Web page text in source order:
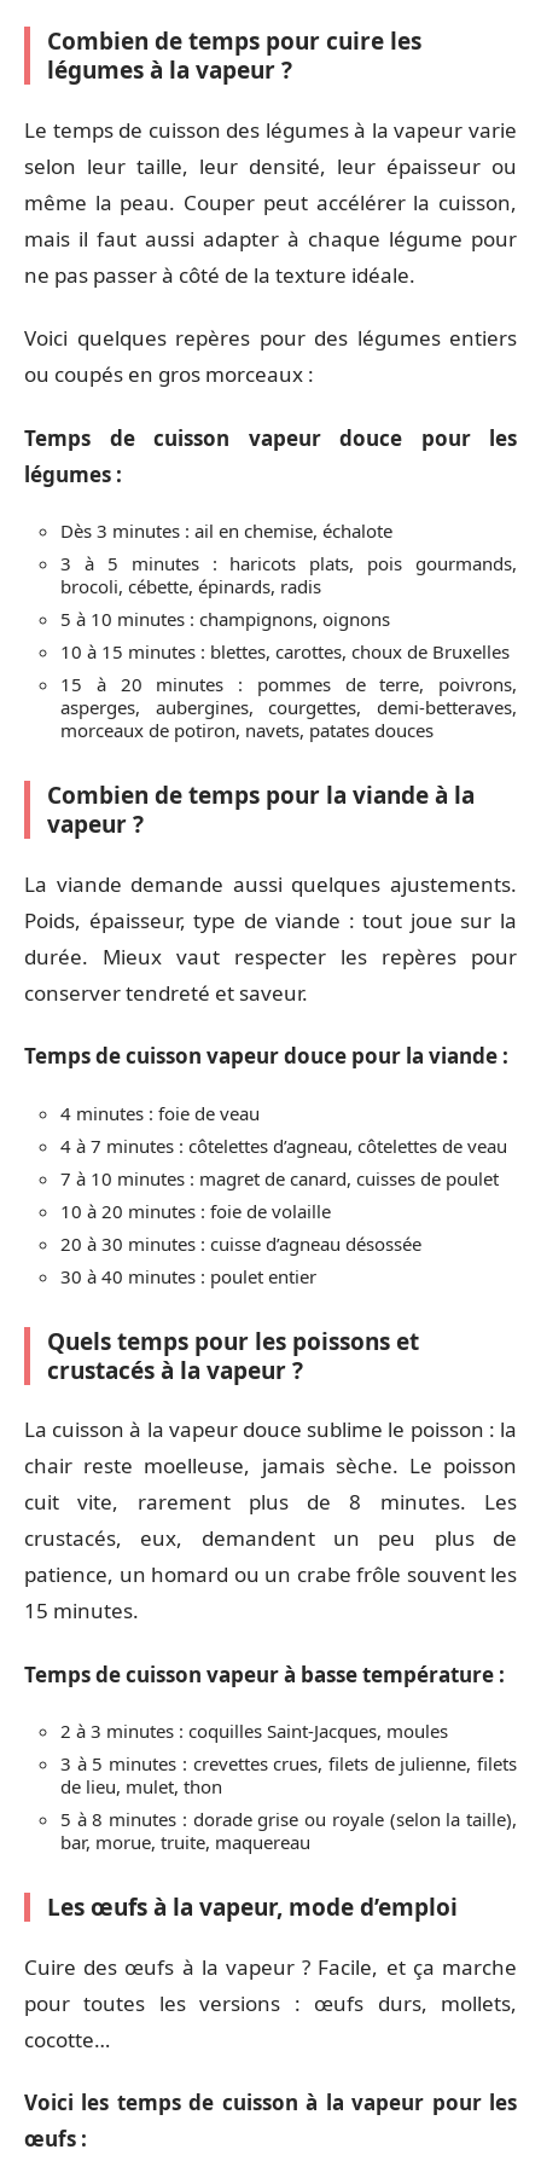
Combien de temps pour cuire les
légumes à la vapeur ?
Le temps de cuisson des légumes à la vapeur varie
selon leur taille, leur densité, leur épaisseur ou
même la peau. Couper peut accélérer la cuisson,
mais il faut aussi adapter à chaque légume pour
ne pas passer à côté de la texture idéale.
Voici quelques repères pour des légumes entiers
ou coupés en gros morceaux :
Temps de cuisson vapeur douce pour les
légumes :
Dès 3 minutes : ail en chemise, échalote
3 à 5 minutes : haricots plats, pois gourmands,
brocoli, cébette, épinards, radis
5 à 10 minutes : champignons, oignons
10 à 15 minutes : blettes, carottes, choux de Bruxelles
15 à 20 minutes : pommes de terre, poivrons,
asperges, aubergines, courgettes, demi-betteraves,
morceaux de potiron, navets, patates douces
Combien de temps pour la viande à la
vapeur ?
La viande demande aussi quelques ajustements.
Poids, épaisseur, type de viande : tout joue sur la
durée. Mieux vaut respecter les repères pour
conserver tendreté et saveur.
Temps de cuisson vapeur douce pour la viande :
4 minutes : foie de veau
4 à 7 minutes : côtelettes d’agneau, côtelettes de veau
7 à 10 minutes : magret de canard, cuisses de poulet
10 à 20 minutes : foie de volaille
20 à 30 minutes : cuisse d’agneau désossée
30 à 40 minutes : poulet entier
Quels temps pour les poissons et
crustacés à la vapeur ?
La cuisson à la vapeur douce sublime le poisson : la
chair reste moelleuse, jamais sèche. Le poisson
cuit vite, rarement plus de 8 minutes. Les
crustacés, eux, demandent un peu plus de
patience, un homard ou un crabe frôle souvent les
15 minutes.
Temps de cuisson vapeur à basse température :
2 à 3 minutes : coquilles Saint-Jacques, moules
3 à 5 minutes : crevettes crues, filets de julienne, filets
de lieu, mulet, thon
5 à 8 minutes : dorade grise ou royale (selon la taille),
bar, morue, truite, maquereau
Les œufs à la vapeur, mode d’emploi
Cuire des œufs à la vapeur ? Facile, et ça marche
pour toutes les versions : œufs durs, mollets,
cocotte…
Voici les temps de cuisson à la vapeur pour les
œufs :